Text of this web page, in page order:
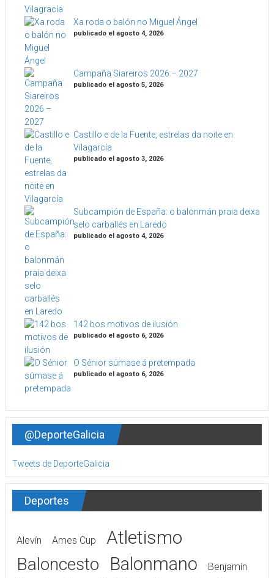
Xa roda o balón no Miguel Ángel
publicado el agosto 4, 2026
Campaña Siareiros 2026 – 2027
publicado el agosto 5, 2026
Castillo e de la Fuente, estrelas da noite en
Vilagarcía
publicado el agosto 3, 2026
Subcampión de España: o balonmán praia deixa
selo carballés en Laredo
publicado el agosto 4, 2026
142 bos motivos de ilusión
publicado el agosto 6, 2026
O Sénior súmase á pretempada
publicado el agosto 6, 2026
@DeporteGalicia
Tweets de DeporteGalicia
Deportes
Alevín Ames Cup Atletismo
Baloncesto Balonmano
Benjamín